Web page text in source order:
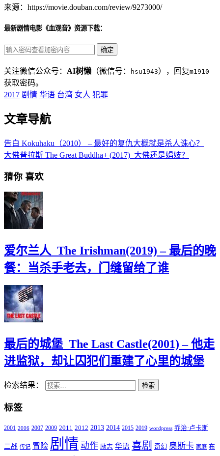
来源：https://movie.douban.com/review/9273000/
最新剧情电影《血观音》资源下载：
关注微信公众号： AI树懒 （微信号： hsu1943），回复m1910
获取密码。
2017 剧情 华语 台湾 女人 犯罪
文章导航
告白 Kokuhaku（2010） – 最好的复仇大概就是杀人诛心？
大佛普拉斯 The Great Buddha+ (2017)_大佛还是娼妓？
猜你 喜欢
爱尔兰人_The Irishman(2019) – 最后的晚
餐：当杀手老去，门缝留给了谁
最后的城堡_The Last Castle(2001) – 他走
进监狱，却让囚犯们重建了心里的城堡
检索结果： 检索
标签
2001 2006 2007 2009 2011 2012 2013 2014 2015 2019 wordpress 乔治·卢卡斯
二战 传记 冒险 剧情 动作 励志 华语 喜剧 奇幻 奥斯卡 家庭 布